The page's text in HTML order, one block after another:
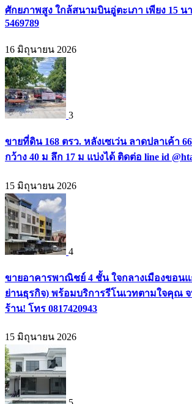
ศักยภาพสูง ใกล้สนามบินอู่ตะเภา เพียง 15 น
5469789
16 มิถุนายน 2026
3
ขายที่ดิน 168 ตรว. หลังเซเว่น ลาดปลาเค้า
กว้าง 40 ม ลึก 17 ม แบ่งได้ ติดต่อ line id
15 มิถุนายน 2026
4
ขายอาคารพาณิชย์ 4 ชั้น ใจกลางเมืองขอน
ย่านธุรกิจ) พร้อมบริการรีโนเวทตามใจคุณ
ร้าน! โทร 0817420943
15 มิถุนายน 2026